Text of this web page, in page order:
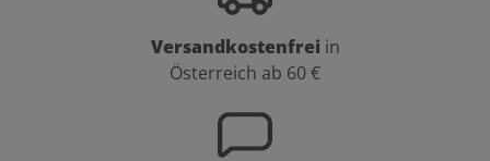
Versandkostenfrei in
Österreich ab 60 €